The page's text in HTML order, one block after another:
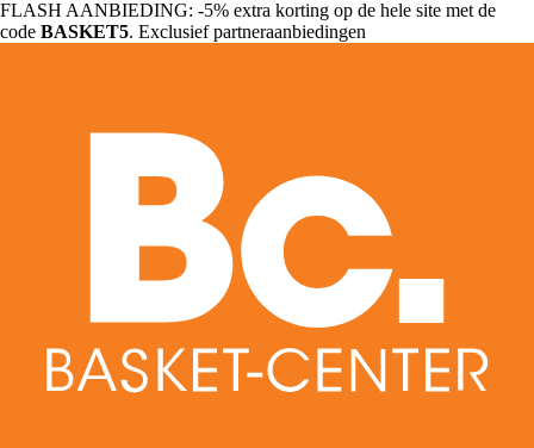
FLASH AANBIEDING: -5% extra korting op de hele site met de
code BASKET5. Exclusief partneraanbiedingen